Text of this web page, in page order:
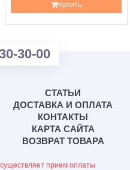
Купить
30-00
СТАТЬИ
ДОСТАВКА И ОПЛАТА
КОНТАКТЫ
КАРТА САЙТА
ВОЗВРАТ ТОВАРА
прием оплаты